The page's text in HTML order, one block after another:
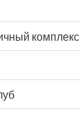
комплекс